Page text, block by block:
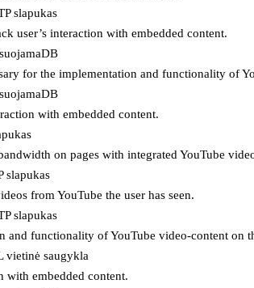
slapukas
user’s interaction with embedded content.
for the implementation and functionality of
with embedded content.
on pages with integrated YouTube
slapukas
from YouTube the user has seen.
slapukas
and functionality of YouTube video-content on
vietinė saugykla
with embedded content.